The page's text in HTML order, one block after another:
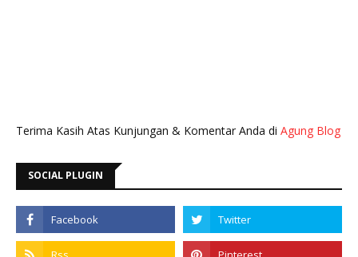
Terima Kasih Atas Kunjungan & Komentar Anda di Agung Blog
SOCIAL PLUGIN